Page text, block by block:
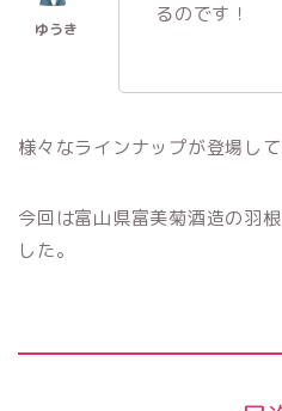
るのです！
様々なラインナップが登場して
今回は富山県富美菊酒造の羽
した。